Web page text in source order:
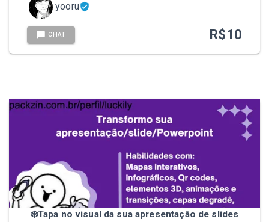
yooru
CHAT R$10
❄️Tapa no visual da sua apresentação de slides